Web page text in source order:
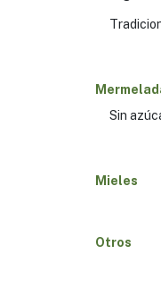
Sin
Mieles
Otros